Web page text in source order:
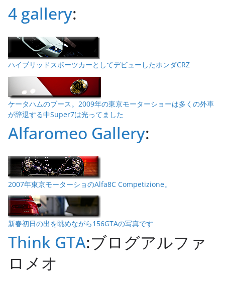
4 gallery:
ハイブリッドスポーツカーとしてデビューしたホンダCRZ
ケータハムのブース。2009年の東京モーターショーは多くの外車
が辞退する中Super7は光ってました
Alfaromeo Gallery:
2007年東京モーターショのAlfa8C Competizione。
新春初日の出を眺めながら156GTAの写真です
Think GTA:ブログアルファ
ロメオ